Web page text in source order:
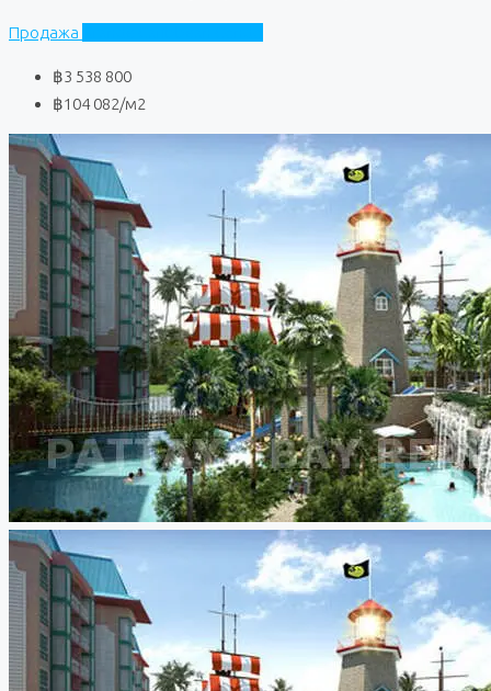
Продажа
฿3 538 800
฿104 082/м2